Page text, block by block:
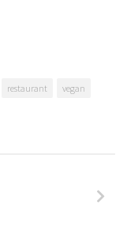
restaurant
vegan